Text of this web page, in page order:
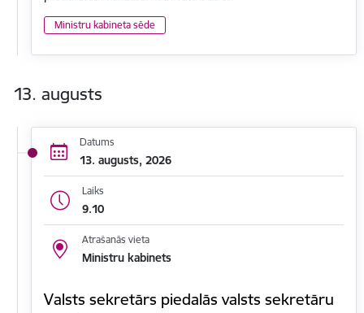
Ministru kabineta sēde
13. augusts
Datums
13. augusts, 2026
Laiks
9.10
Atrašanās vieta
Ministru kabinets
Valsts sekretārs piedalās valsts sekretāru